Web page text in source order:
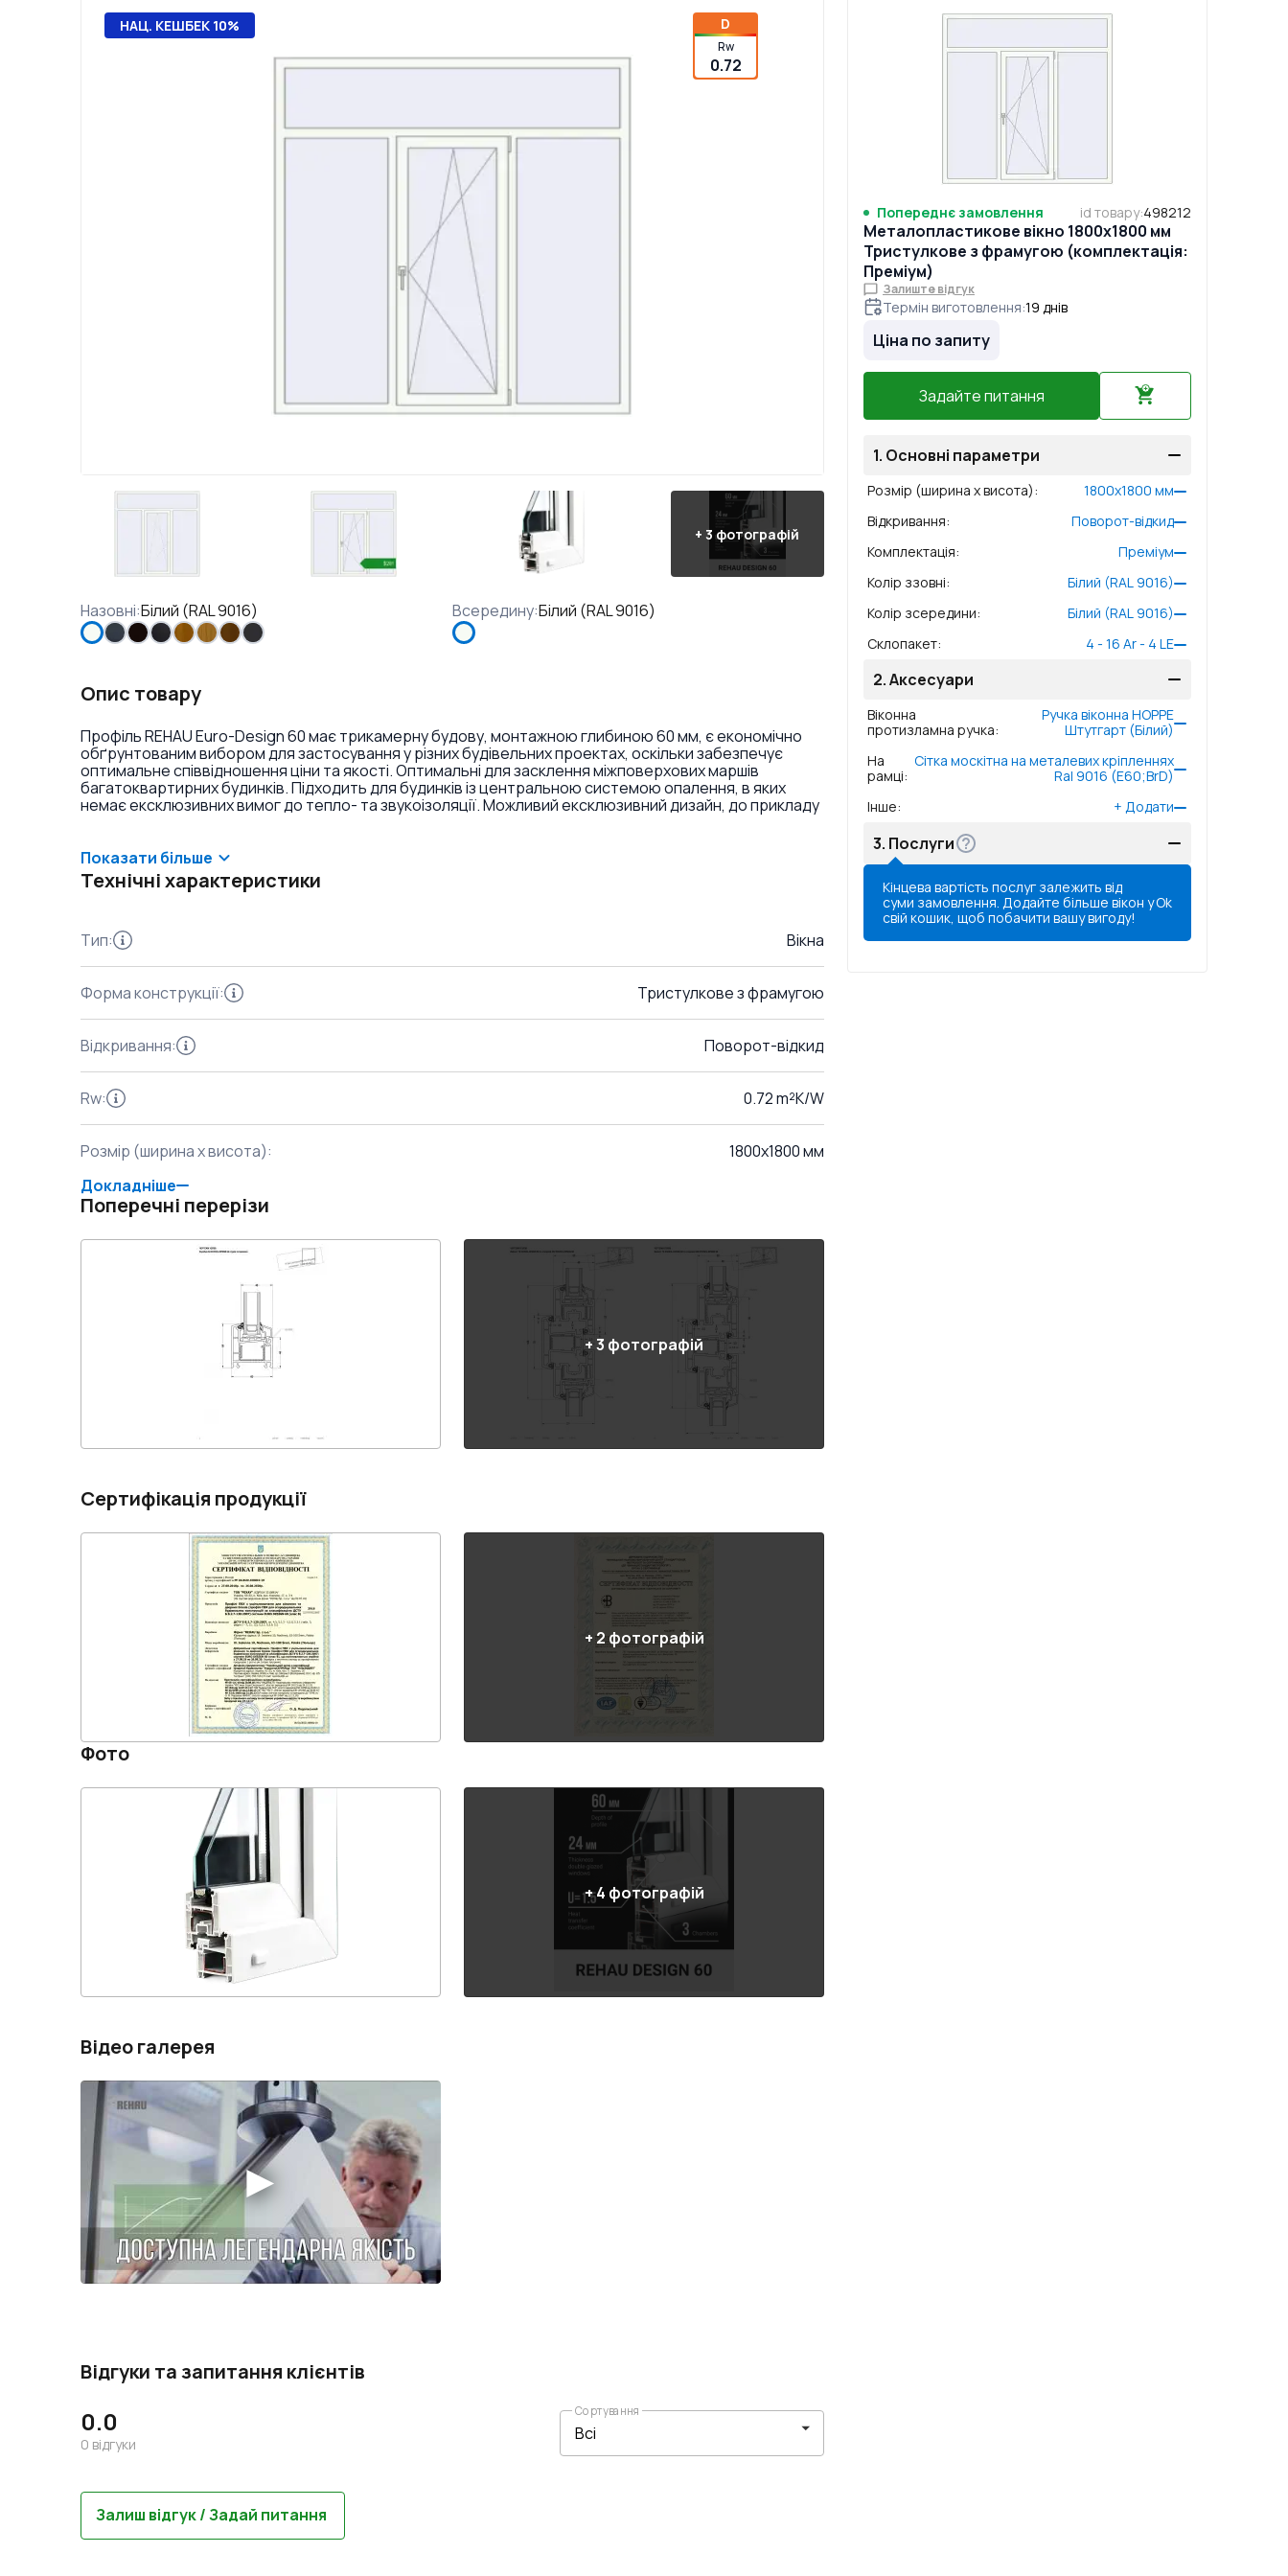
НАЦ. КЕШБЕК 10% D
Rw
0.72
+3 фотографій
Назовні:Білий (RAL 9016) Всередину:Білий (RAL 9016)
Опис товару
Профіль REHAU Euro-Design 60 має трикамерну будову, монтажною глибиною 60 мм, є економічно
обґрунтованим вибором для застосування у різних будівельних проектах, оскільки забезпечує
оптимальне співвідношення ціни та якості. Оптимальні для засклення міжповерхових маршів
багатоквартирних будинків. Підходить для будинків із центральною системою опалення, в яких
немає ексклюзивних вимог до тепло- та звукоізоляції. Можливий ексклюзивний дизайн, до прикладу
Показати більше
Технічні характеристики
Тип: Вікна
Форма конструкції: Тристулкове з фрамугою
Відкривання: Поворот-відкид
Rw: 0.72 m²K/W
Розмір (ширина x висота):
1800x1800 мм
Докладніше
Поперечні перерізи
+3 фотографій
Сертифікація продукції
+2 фотографій
Фото
+4 фотографій
Відео галерея
Відгуки та запитання клієнтів
0.0
0 відгуки
Сортування
Залиш відгук / Задай питання
Попереднє замовлення id товару:498212
Металопластикове вікно 1800x1800 мм
Тристулкове з фрамугою (комплектація:
Преміум)
Залиште відгук
Термін виготовлення:19 днів
Ціна по запиту
Задайте питання
1. Основні параметри
Розмір (ширина x висота): 1800x1800 мм
Відкривання:
Поворот-відкид
Комплектація:
Преміум
Колір ззовні:
Білий (RAL 9016)
Колір зсередини:
Білий (RAL 9016)
Склопакет: 4 - 16 Ar - 4 LE
2.Аксесуари
Віконна
протизламна ручка:
Ручка віконна HOPPE
Штутгарт (Білий)
На
рамці:
Сітка москітна на металевих кріпленнях
Ral 9016 (Е60;BrD)
Інше: + Додати
3. Послуги
Кінцева вартість послуг залежить від
суми замовлення. Додайте більше вікон у
свій кошик, щоб побачити вашу вигоду!
Ok